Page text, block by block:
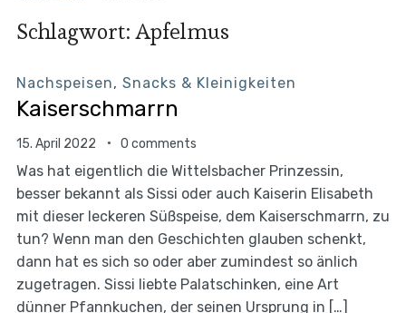
Schlagwort:Apfelmus
Nachspeisen, Snacks & Kleinigkeiten
Kaiserschmarrn
15. April 2022 0 comments
Was hat eigentlich die Wittelsbacher Prinzessin,
besser bekannt als Sissi oder auch Kaiserin Elisabeth
mit dieser leckeren Süßspeise, dem Kaiserschmarrn, zu
tun? Wenn man den Geschichten glauben schenkt,
dann hat es sich so oder aber zumindest so änlich
zugetragen. Sissi liebte Palatschinken, eine Art
dünner Pfannkuchen, der seinen Ursprung in […]